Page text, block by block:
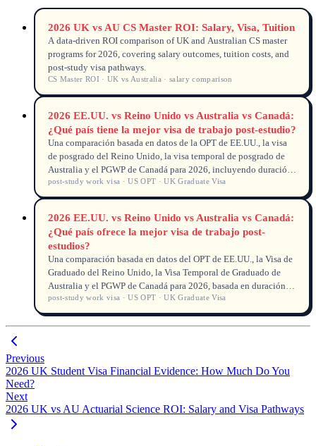
2026 UK vs AU CS Master ROI: Salary, Visa, Tuition
A data-driven ROI comparison of UK and Australian CS master
programs for 2026, covering salary outcomes, tuition costs, and
post-study visa pathways.
CS Master ROI · UK vs Australia · salary comparison
2026 EE.UU. vs Reino Unido vs Australia vs Canadá:
¿Qué país tiene la mejor visa de trabajo post-estudio?
Una comparación basada en datos de la OPT de EE.UU., la visa
de posgrado del Reino Unido, la visa temporal de posgrado de
Australia y el PGWP de Canadá para 2026, incluyendo duración,
elegibilidad y vía hacia la residencia permanente.
post-study work visa · US OPT · UK Graduate Visa
2026 EE.UU. vs Reino Unido vs Australia vs Canadá:
¿Qué país ofrece la mejor visa de trabajo post-
estudios?
Una comparación basada en datos del OPT de EE.UU., la Visa de
Graduado del Reino Unido, la Visa Temporal de Graduado de
Australia y el PGWP de Canadá para 2026, basada en duración,
elegibilidad y transición a la residencia permanente.
post-study work visa · US OPT · UK Graduate Visa
Previous
2026 UK Student Visa Financial Evidence: How Much Do You
Need?
Next
2026 UK vs AU Actuarial Science ROI: Salary and Visa Pathways